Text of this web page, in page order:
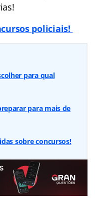
policiais!
para qual
para mais de
sobre concursos!